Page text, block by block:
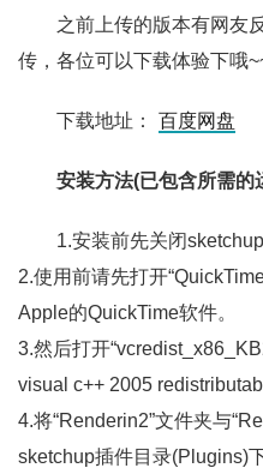
之前上传的版本有网友
传，各位可以下载体验下哦
下载地址： 百度网盘
安装方法(已包含所需的
1.安装前先关闭sketchup
2.使用前请先打开
Apple的QuickTime软件。
3.然后打开
visual c++ 2005
4.将“Renderin2”文件夹与
sketchup插件目录(Plugins)